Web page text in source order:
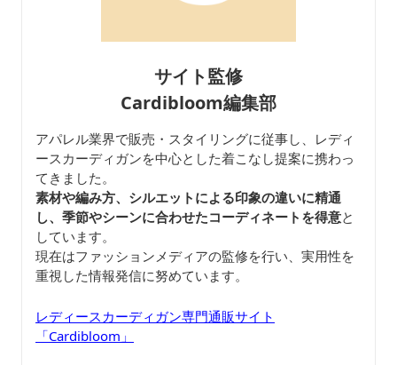
サイト監修
Cardibloom編集部
アパレル業界で販売・スタイリングに従事し、レディ
ースカーディガンを中心とした着こなし提案に携わっ
てきました。
素材や編み方、シルエットによる印象の違いに精通
し、季節やシーンに合わせたコーディネートを得意と
しています。
現在はファッションメディアの監修を行い、実用性を
重視した情報発信に努めています。
レディースカーディガン専門通販サイト
「Cardibloom」